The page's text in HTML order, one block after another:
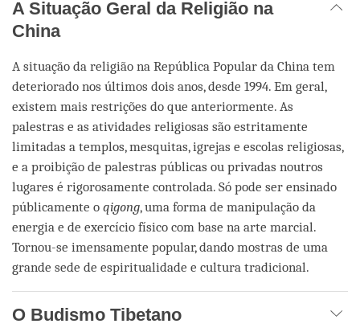
A Situação Geral da Religião na
China
A situação da religião na República Popular da China tem
deteriorado nos últimos dois anos, desde 1994. Em geral,
existem mais restrições do que anteriormente. As
palestras e as atividades religiosas são estritamente
limitadas a templos, mesquitas, igrejas e escolas religiosas,
e a proibição de palestras públicas ou privadas noutros
lugares é rigorosamente controlada. Só pode ser ensinado
públicamente o qigong, uma forma de manipulação da
energia e de exercício físico com base na arte marcial.
Tornou-se imensamente popular, dando mostras de uma
grande sede de espiritualidade e cultura tradicional.
O Budismo Tibetano